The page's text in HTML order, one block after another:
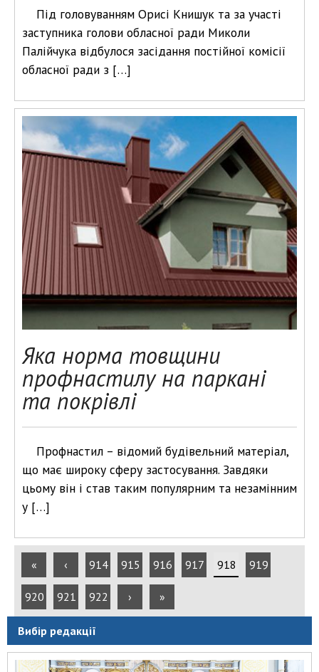
Під головуванням Орисі Книшук та за участі
заступника голови обласної ради Миколи
Палійчука відбулося засідання постійної комісії
обласної ради з […]
Яка норма товщини
профнастилу на паркані
та покрівлі
Профнастил – відомий будівельний матеріал,
що має широку сферу застосування. Завдяки
цьому він і став таким популярним та незамінним
у […]
« ‹ 914 915 916 917 918 919
920 921 922 › »
Вибір редакції